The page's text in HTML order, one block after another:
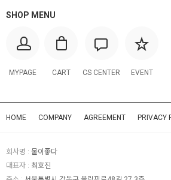
SHOP MENU
MYPAGE CART CS CENTER EVENT
HOME COMPANY AGREEMENT PRIVACY
회사명 : 물이좋다
대표자 : 최호진